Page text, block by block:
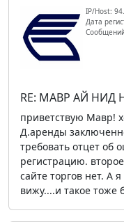
IP/Host:
Дата
RE: МАВР АЙ НИД
приветствую Мавр!
Д.аренды
требовать отцет об
регистрацию.
сайте торгов нет. А
вижу....и такое тоже